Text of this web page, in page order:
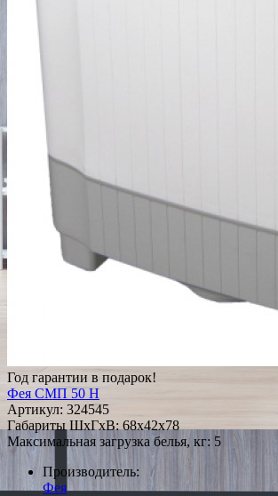
Год гарантии в подарок!
Фея СМП 50 Н
Артикул: 324545
Габариты ШxГxВ: 68x42x78
Максимальная загрузка белья, кг: 5
Производитель:
Фея